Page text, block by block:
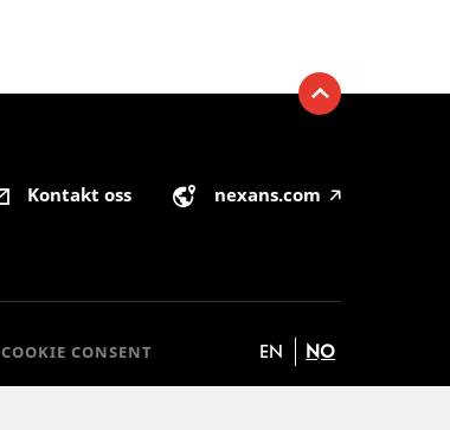
Kontakt oss nexans.com 🡥
COOKIE CONSENT EN NO